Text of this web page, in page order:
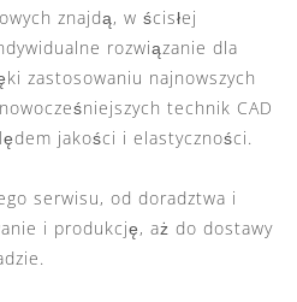
znajdą, w ścisłej
rozwiązanie dla
zastosowaniu najnowszych
technik CAD
jakości i elastyczności.
serwisu, od doradztwa i
i produkcję, aż do dostawy